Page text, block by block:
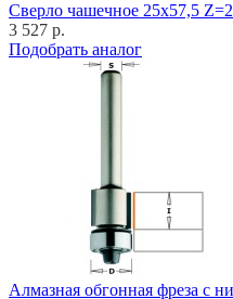
Cверло чашечное 25x57,5
3 527 р.
Подобрать аналог
Алмазная обгонная фреза с